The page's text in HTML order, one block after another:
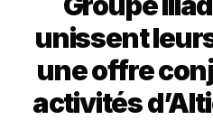
unissent
une offre
activités